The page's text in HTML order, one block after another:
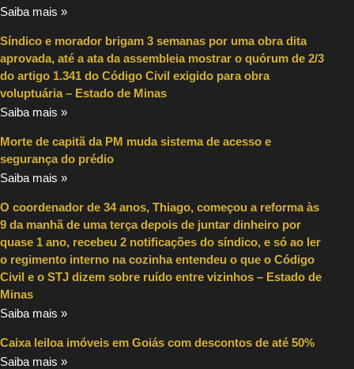
Saiba mais »
Síndico e morador brigam 3 semanas por uma obra dita
aprovada, até a ata da assembleia mostrar o quórum de 2/3
do artigo 1.341 do Código Civil exigido para obra
voluptuária – Estado de Minas
Saiba mais »
Morte de capitã da PM muda sistema de acesso e
segurança do prédio
Saiba mais »
O coordenador de 34 anos, Thiago, começou a reforma às
9 da manhã de uma terça depois de juntar dinheiro por
quase 1 ano, recebeu 2 notificações do síndico, e só ao ler
o regimento interno na cozinha entendeu o que o Código
Civil e o STJ dizem sobre ruído entre vizinhos – Estado de
Minas
Saiba mais »
Caixa leiloa imóveis em Goiás com descontos de até 50%
Saiba mais »